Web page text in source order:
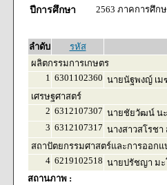
ปีการศึกษา
2563 ภาคการศึก
ลำดับ
รหัส
ผลิตกรรมการเกษตร
1 6301102360 นายนัฐพงญ์ เ
เศรษฐศาสตร์
2 6312107307 นายชัยวัฒน์ น
3 6312107317 นางสาวสโรชา
สถาปัตยกรรมศาสตร์และการออก
4 6219102518 นายปรัชญา ม
สถานภาพ :